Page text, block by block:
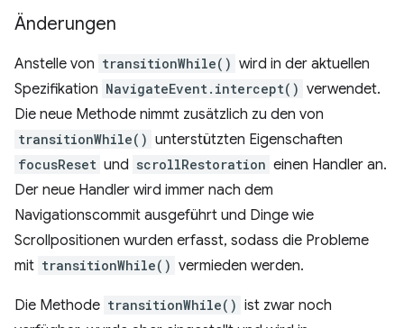
Änderungen
Anstelle von transitionWhile() wird in der aktuellen
Spezifikation NavigateEvent.intercept() verwendet.
Die neue Methode nimmt zusätzlich zu den von
transitionWhile() unterstützten Eigenschaften
focusReset und scrollRestoration einen Handler an.
Der neue Handler wird immer nach dem
Navigationscommit ausgeführt und Dinge wie
Scrollpositionen wurden erfasst, sodass die Probleme
mit transitionWhile() vermieden werden.
Die Methode transitionWhile() ist zwar noch